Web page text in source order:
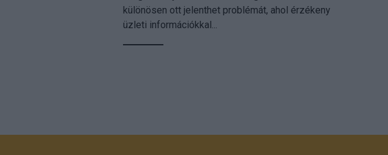
különösen ott jelenthet problémát, ahol érzékeny
üzleti információkkal...